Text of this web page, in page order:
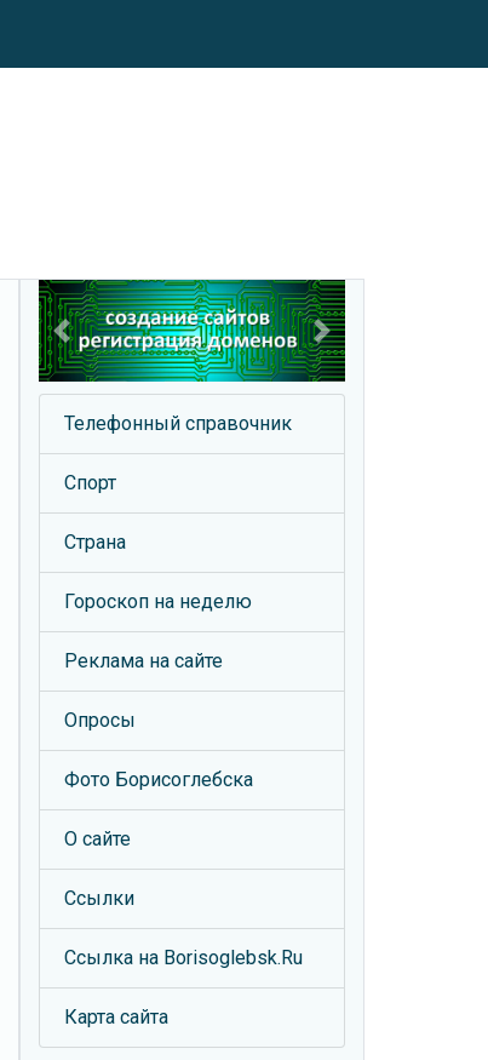
Previous Next
Телефонный справочник
Спорт
Страна
Гороскоп на неделю
Реклама на сайте
Опросы
Фото Борисоглебска
О сайте
Ссылки
Ссылка на Borisoglebsk.Ru
Карта сайта